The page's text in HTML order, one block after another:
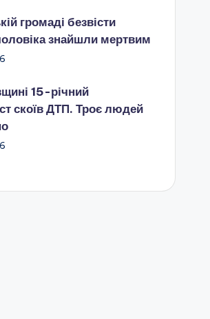
громаді безвісти
знайшли мертвим
15-річний
скоїв ДТП. Троє людей